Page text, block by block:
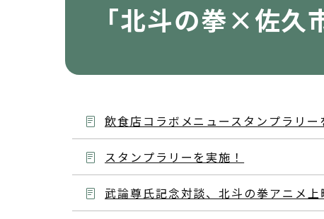
「北斗の拳×佐久
飲食店コラボメニュースタンプラリー
スタンプラリーを実施！
武論尊氏記念対談、北斗の拳アニメ上